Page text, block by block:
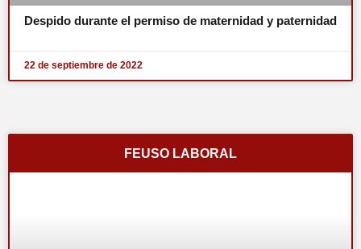
Despido durante el permiso de maternidad y paternidad
22 de septiembre de 2022
FEUSO LABORAL